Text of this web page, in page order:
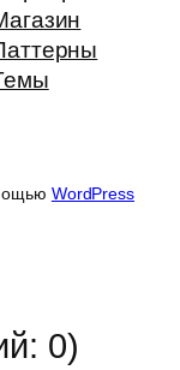
WordPress
0)